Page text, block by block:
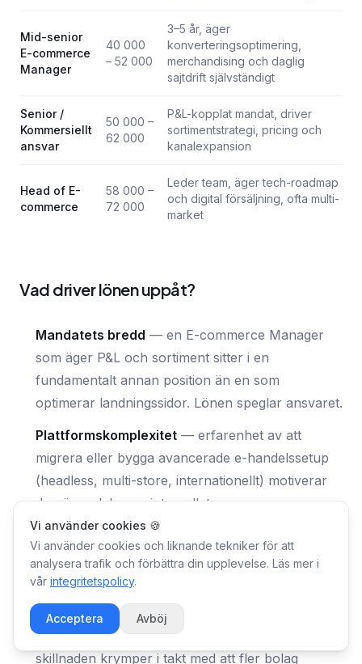
Mid-senior
E-commerce
Manager
40 000
– 52 000
3–5 år, äger
konverteringsoptimering,
merchandising och daglig
sajtdrift självständigt
Senior /
Kommersiellt
ansvar
50 000 –
62 000
P&L-kopplat mandat, driver
sortimentstrategi, pricing och
kanalexpansion
Head of E-
commerce
58 000 –
72 000
Leder team, äger tech-roadmap
och digital försäljning, ofta multi-
market
Vad driver lönen uppåt?
Mandatets bredd — en E-commerce Manager
som äger P&L och sortiment sitter i en
fundamentalt annan position än en som
optimerar landningssidor. Lönen speglar ansvaret.
Plattformskomplexitet — erfarenhet av att
migrera eller bygga avancerade e-handelssetup
(headless, multi-store, internationellt) motiverar
den övre delen av intervallet.
kan resonera kring marginaler, enhetsekonomi
och kanalstrategi värderas högre än de som
"bara" kan verktygen.
Stockholm/Göteborg ligger 10–15 % högre, men
skillnaden krymper i takt med att fler bolag
Vi använder cookies 🍪
Vi använder cookies och liknande tekniker för att
analysera trafik och förbättra din upplevelse. Läs mer i
vår integritetspolicy.
Acceptera Avböj